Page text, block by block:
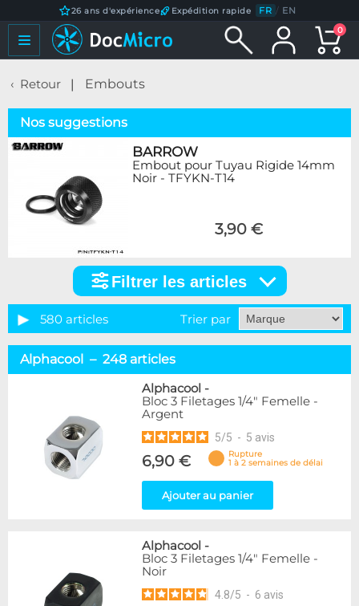
26 ans d'expérience Expédition rapide FR / EN
0
Retour Embouts
Nos suggestions
BARROW
Embout pour Tuyau Rigide 14mm
Noir - TFYKN-T14
3,90 €
articles
Catégorie
Embouts tuyaux souples
Embouts tubes rigides
110
18
Adaptateurs
338
Marque
Alphacool
52
55
10
142
KooLance
Monsoon
9
Filtrer les articles
580 articles Trier par
Alphacool – 248 articles
Alphacool -
Bloc 3 Filetages 1/4" Femelle -
Argent
5/5 - 5 avis
6,90 €
Rupture
1 à 2 semaines de délai
Ajouter au panier
Alphacool -
Bloc 3 Filetages 1/4" Femelle -
Noir
4.8/5 - 6 avis